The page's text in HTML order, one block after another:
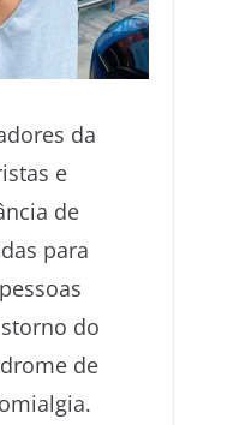
da
e
de
para
do
de